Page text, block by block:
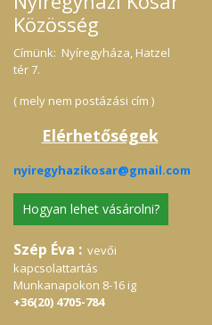
Közösség
Címünk: Nyíregyháza, Hatzel
tér 7.
( mely nem postázási cím )
Elérhetőségek
nyiregyhazikosar@gmail.com
Hogyan lehet vásárolni?
Szép Éva : vevői
kapcsolattartás
Munkanapokon 8-16 ig
+36(20) 4705-784